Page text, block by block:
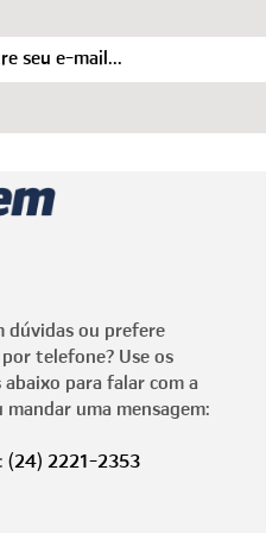
dúvidas ou prefere
telefone? Use os
abaixo para falar com a
uma mensagem:
(24) 2221-2353